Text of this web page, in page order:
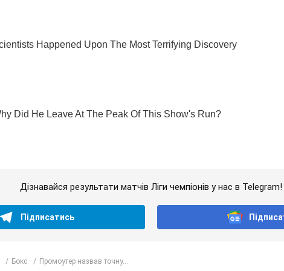
Дізнавайся результати матчів Ліги чемпіонів у нас в Telegram!
Підписатись
Бокс Промоутер назвав точну...